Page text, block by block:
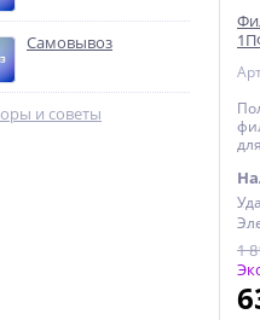
резьбовое ВН 1" x
1" латунь UNI-FITT
Самовывоз
и советы
1